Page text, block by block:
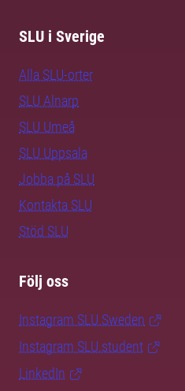
SLU i Sverige
Alla SLU-orter
SLU Alnarp
SLU Umeå
SLU Uppsala
Jobba på SLU
Kontakta SLU
Stöd SLU
Följ oss
Instagram SLU.Sweden
Instagram SLU.student
LinkedIn